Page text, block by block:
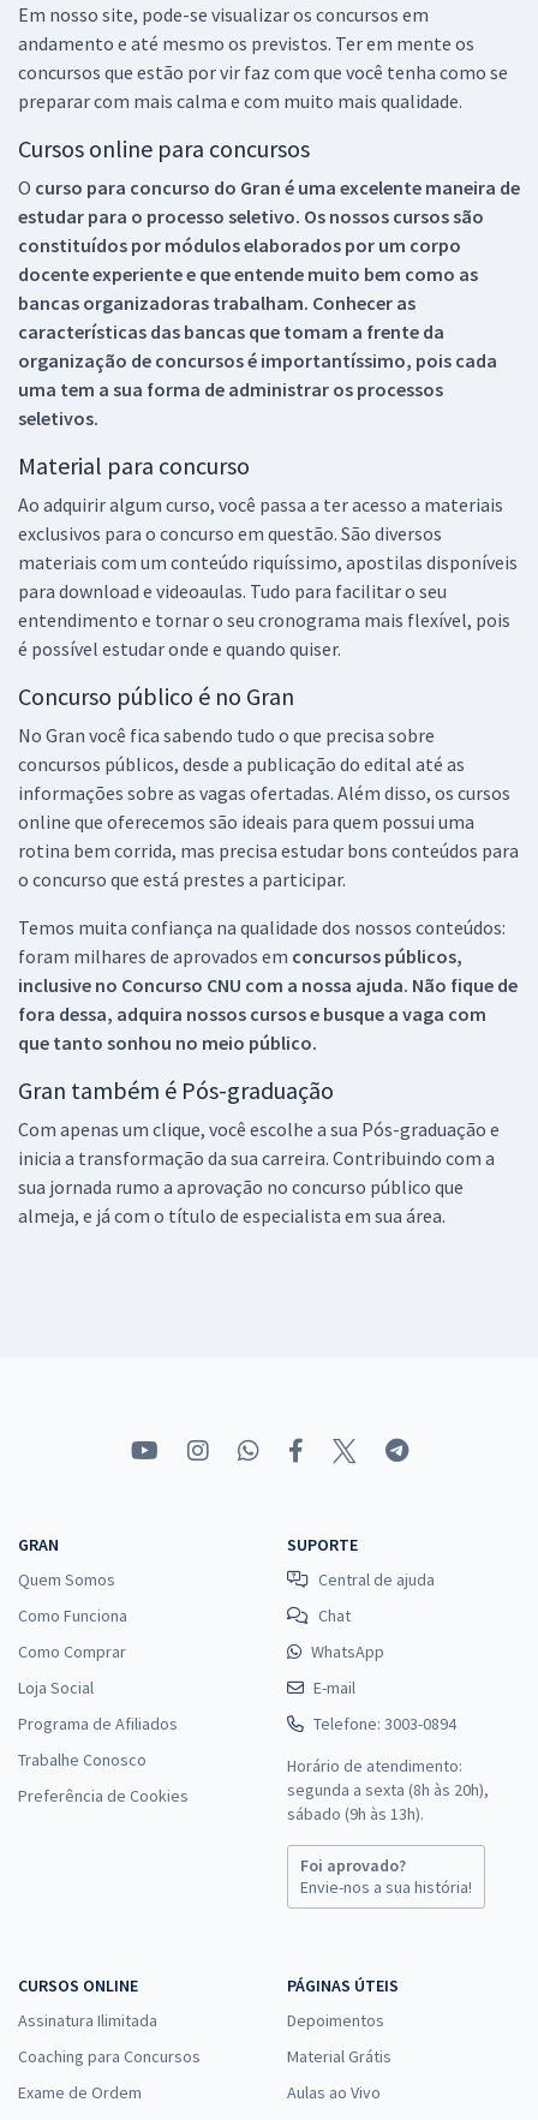
Em nosso site, pode-se visualizar os concursos em
andamento e até mesmo os previstos. Ter em mente os
concursos que estão por vir faz com que você tenha como se
preparar com mais calma e com muito mais qualidade.
Cursos online para concursos
O curso para concurso do Gran é uma excelente maneira de
estudar para o processo seletivo. Os nossos cursos são
constituídos por módulos elaborados por um corpo
docente experiente e que entende muito bem como as
bancas organizadoras trabalham. Conhecer as
características das bancas que tomam a frente da
organização de concursos é importantíssimo, pois cada
uma tem a sua forma de administrar os processos
seletivos.
Material para concurso
Ao adquirir algum curso, você passa a ter acesso a materiais
exclusivos para o concurso em questão. São diversos
materiais com um conteúdo riquíssimo, apostilas disponíveis
para download e videoaulas. Tudo para facilitar o seu
entendimento e tornar o seu cronograma mais flexível, pois
é possível estudar onde e quando quiser.
Concurso público é no Gran
No Gran você fica sabendo tudo o que precisa sobre
concursos públicos, desde a publicação do edital até as
informações sobre as vagas ofertadas. Além disso, os cursos
online que oferecemos são ideais para quem possui uma
rotina bem corrida, mas precisa estudar bons conteúdos para
o concurso que está prestes a participar.
Temos muita confiança na qualidade dos nossos conteúdos:
foram milhares de aprovados em concursos públicos,
inclusive no Concurso CNU com a nossa ajuda. Não fique de
fora dessa, adquira nossos cursos e busque a vaga com
que tanto sonhou no meio público.
Gran também é Pós-graduação
Com apenas um clique, você escolhe a sua Pós-graduação e
inicia a transformação da sua carreira. Contribuindo com a
sua jornada rumo a aprovação no concurso público que
almeja, e já com o título de especialista em sua área.
GRAN
Quem Somos
Como Funciona
Como Comprar
Loja Social
Programa de Afiliados
Trabalhe Conosco
Preferência de Cookies
SUPORTE
Central de ajuda
Chat
WhatsApp
E-mail
Telefone: 3003-0894
Horário de atendimento:
segunda a sexta (8h às 20h),
sábado (9h às 13h).
Foi aprovado?
Envie-nos a sua história!
CURSOS ONLINE
Assinatura Ilimitada
Coaching para Concursos
Exame de Ordem
PÁGINAS ÚTEIS
Depoimentos
Material Grátis
Aulas ao Vivo